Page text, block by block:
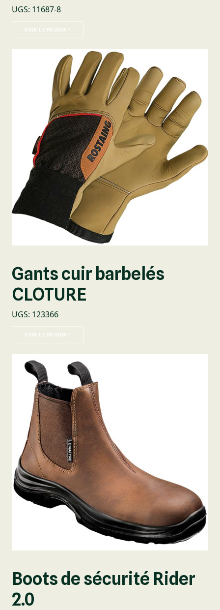
UGS: 11687-8
VOIR LE PRODUIT
Gants cuir barbelés
CLOTURE
UGS: 123366
VOIR LE PRODUIT
Boots de sécurité Rider
2.0